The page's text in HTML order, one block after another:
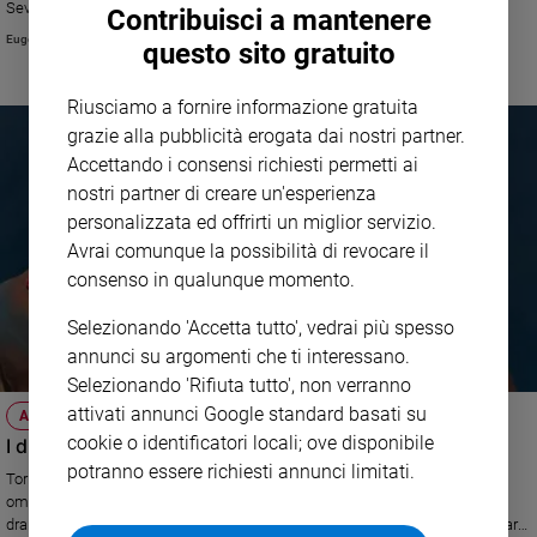
Severodonetsk, canzone sulla guerra in Ucraina
Eugenio Arcidiacono
ARTE
I diritti umani in bella mostra
Torna Progetto Genesi. Arte e diritti umani promosso dall'associazione
omonima che affronta le questioni socio-politiche e umanitarie più
drammatiche del nostro tempo. L'esposizione, interattiva e interdisciplinare,
Contribuisci a mantenere
questo sito gratuito
Riusciamo a fornire informazione gratuita
grazie alla pubblicità erogata dai nostri partner.
Accettando i consensi richiesti permetti ai
nostri partner di creare un'esperienza
personalizzata ed offrirti un miglior servizio.
Avrai comunque la possibilità di revocare il
consenso in qualunque momento.
Selezionando 'Accetta tutto', vedrai più spesso
annunci su argomenti che ti interessano.
Selezionando 'Rifiuta tutto', non verranno
attivati annunci Google standard basati su
cookie o identificatori locali; ove disponibile
potranno essere richiesti annunci limitati.